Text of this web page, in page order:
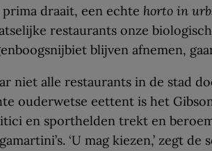
draait, een echte horto in
restaurants onze
blijven afnemen,
niet alle restaurants in de stad
ouderwetse eettent is het
en sporthelden trekt en
‘U mag kiezen,’ zegt